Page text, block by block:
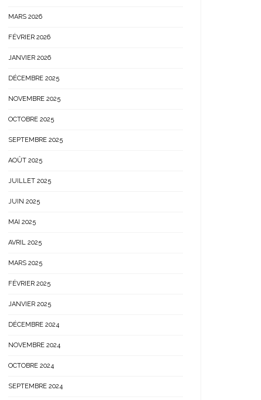
MARS 2026
FÉVRIER 2026
JANVIER 2026
DÉCEMBRE 2025
NOVEMBRE 2025
OCTOBRE 2025
SEPTEMBRE 2025
AOÛT 2025
JUILLET 2025
JUIN 2025
MAI 2025
AVRIL 2025
MARS 2025
FÉVRIER 2025
JANVIER 2025
DÉCEMBRE 2024
NOVEMBRE 2024
OCTOBRE 2024
SEPTEMBRE 2024